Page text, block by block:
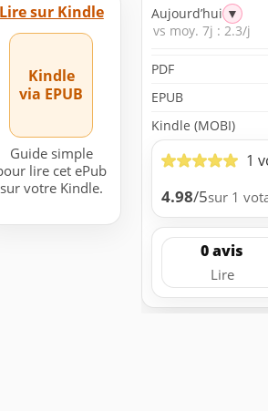
Lire sur Kindle
Kindle
via EPUB
Guide simple
lire cet ePub
sur votre Kindle.
Aujourd’hui ▼
vs moy. 7j : 2.3/j
PDF
EPUB
Kindle (MOBI)
1
4.98/5sur 1
0 avis
Lire